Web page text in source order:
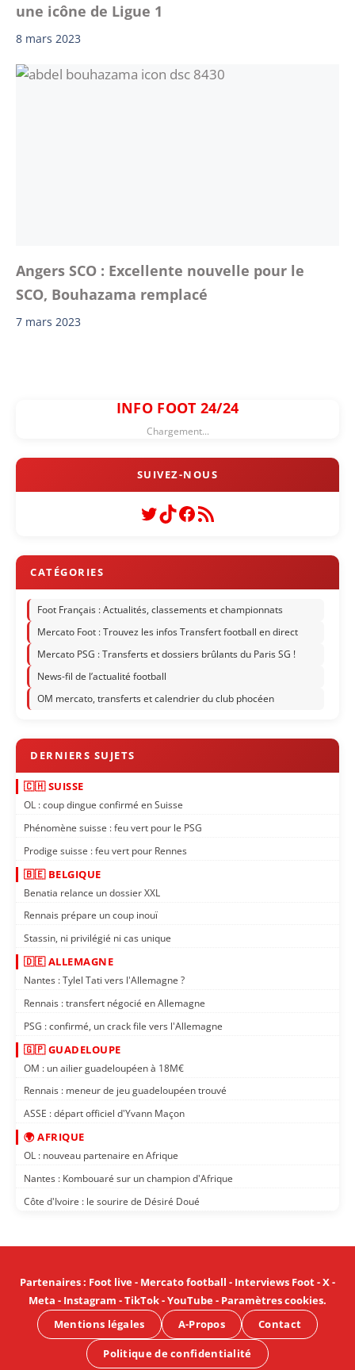
une icône de Ligue 1
8 mars 2023
Angers SCO : Excellente nouvelle pour le
SCO, Bouhazama remplacé
7 mars 2023
INFO FOOT 24/24
Chargement...
Twitter
TikTok
Facebook
Flux RSS
Foot Français : Actualités, classements et championnats
Mercato Foot : Trouvez les infos Transfert football en direct
Mercato PSG : Transferts et dossiers brûlants du Paris SG !
News-fil de l’actualité football
OM mercato, transferts et calendrier du club phocéen
🇨🇭 SUISSE
OL : coup dingue confirmé en Suisse
Phénomène suisse : feu vert pour le PSG
Prodige suisse : feu vert pour Rennes
🇧🇪 BELGIQUE
Benatia relance un dossier XXL
Rennais prépare un coup inouï
Stassin, ni privilégié ni cas unique
🇩🇪 ALLEMAGNE
Nantes : Tylel Tati vers l'Allemagne ?
Rennais : transfert négocié en Allemagne
PSG : confirmé, un crack file vers l'Allemagne
🇬🇵 GUADELOUPE
OM : un ailier guadeloupéen à 18M€
Rennais : meneur de jeu guadeloupéen trouvé
ASSE : départ officiel d'Yvann Maçon
🌍 AFRIQUE
OL : nouveau partenaire en Afrique
Nantes : Kombouaré sur un champion d'Afrique
Côte d'Ivoire : le sourire de Désiré Doué
Partenaires: Foot live- Mercato football - Interviews Foot-X-
Meta - Instagram -TikTok-YouTube- Paramètres cookies.
Mentions légales
A-Propos Contact
Politique de confidentialité